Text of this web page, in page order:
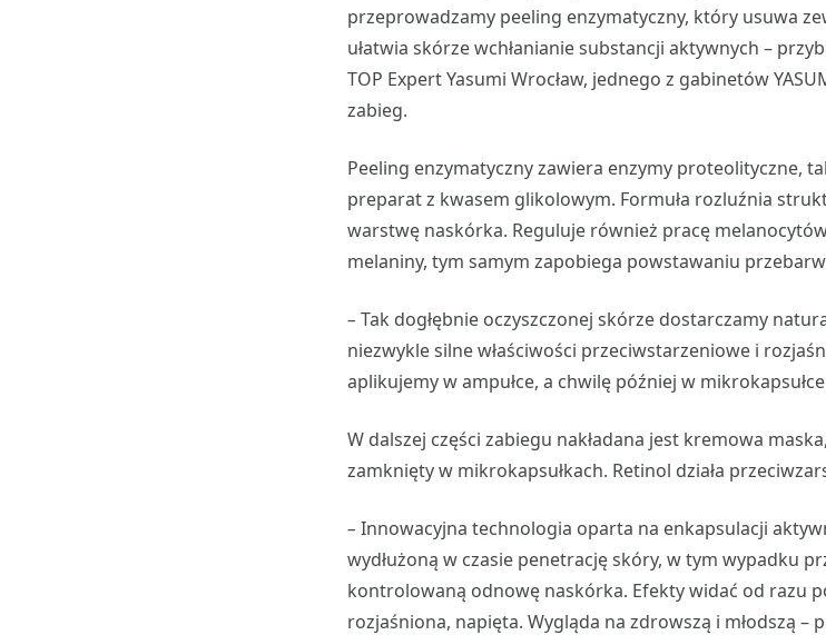
przeprowadzamy peeling enzymatyczny, który usuwa
ułatwia skórze wchłanianie substancji aktywnych –
TOP Expert Yasumi Wrocław, jednego z gabinetów
zabieg.
Peeling enzymatyczny zawiera enzymy proteolityczne,
preparat z kwasem glikolowym. Formuła rozluźnia
warstwę naskórka. Reguluje również pracę
melaniny, tym samym zapobiega powstawaniu
– Tak dogłębnie oczyszczonej skórze dostarczamy
niezwykle silne właściwości przeciwstarzeniowe i
aplikujemy w ampułce, a chwilę później w
W dalszej części zabiegu nakładana jest kremowa
zamknięty w mikrokapsułkach. Retinol działa
– Innowacyjna technologia oparta na enkapsulacji
wydłużoną w czasie penetrację skóry, w tym wypadku
kontrolowaną odnowę naskórka. Efekty widać od razu
rozjaśniona, napięta. Wygląda na zdrowszą i młodszą –